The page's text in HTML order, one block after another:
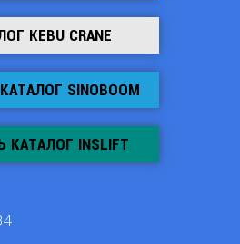
KEBU CRANE
SINOBOOM
КАТАЛОГ INSLIFT